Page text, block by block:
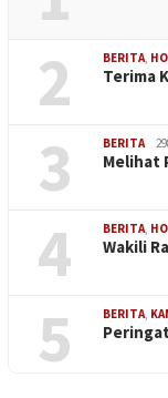
2 BERITA
Terima
3 BERITA
Melihat
4 BERITA
Wakili
5 BERITA